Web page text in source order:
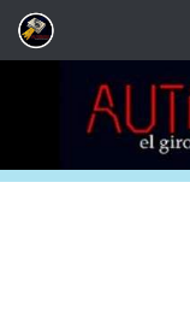
Saltar al contenido